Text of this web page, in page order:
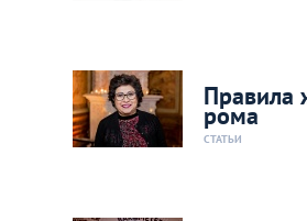
Правила
рома
СТАТЬИ